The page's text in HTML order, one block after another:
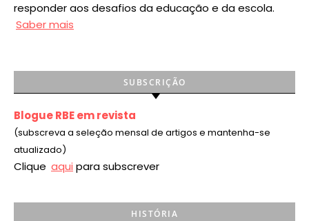
responder aos desafios da educação e da escola.
Saber mais
SUBSCRIÇÃO
Blogue RBE em revista
(subscreva a seleção mensal de artigos e mantenha-se
atualizado)
Clique aqui para subscrever
HISTÓRIA